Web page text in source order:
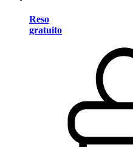
Reso
gratuito